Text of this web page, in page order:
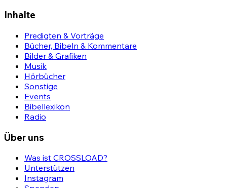
Inhalte
Predigten & Vorträge
Bücher, Bibeln & Kommentare
Bilder & Grafiken
Musik
Hörbücher
Sonstige
Events
Bibellexikon
Radio
Über uns
Was ist CROSSLOAD?
Unterstützen
Instagram